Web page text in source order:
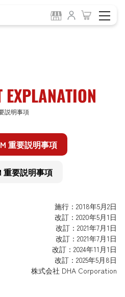
説明事項
重要説明事項
重要説明事項
施行：2018年5月2日
改訂：2020年5月1日
改訂：2021年7月1日
改訂：2021年7月1日
改訂：2024年11月1日
改訂：2025年5月8日
株式会社 DHA Corporation